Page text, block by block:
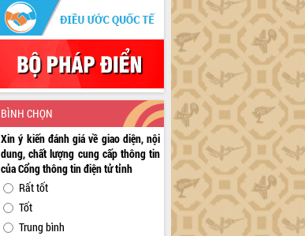
BÌNH CHỌN
Xin ý kiến đánh giá về giao diện, nội
dung, chất lượng cung cấp thông tin
của Cổng thông tin điện tử tỉnh
Rất tốt
Tốt
Trung bình